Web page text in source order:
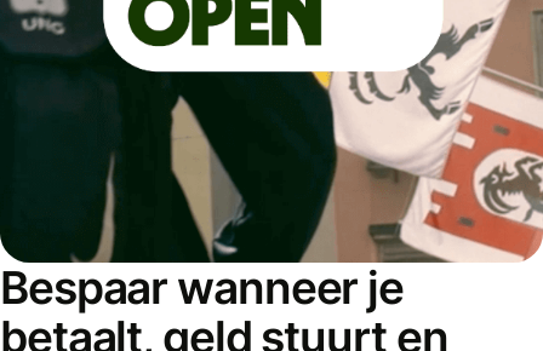
Bespaar wanneer je
betaalt, geld stuurt en